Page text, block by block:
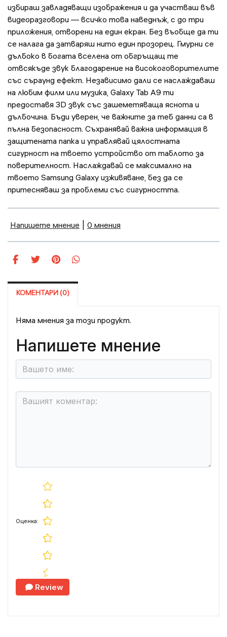
избираш завладяващи изображения и да участваш във
видеоразговори — всичко това наведнъж, с до три
приложения, отворени на един екран. Без въобще да ти
се налага да затваряш нито един прозорец. Гмурни се
дълбоко в богата вселена от обгръщащ те
отвсякъде звук благодарение на високоговорителите
със съраунд ефект. Независимо дали се наслаждаваш
на любим филм или музика, Galaxy Tab A9 ти
предоставя 3D звук със зашеметяваща яснота и
дълбочина. Бъди уверен, че важните за теб данни са в
пълна безопасност. Съхранявай важна информация в
защитената папка и управлявай цялостната
сигурност на твоето устройство от таблото за
поверителност. Наслаждавай се максимално на
твоето Samsung Galaxy изживяване, без да се
притесняваш за проблеми със сигурността.
Напишете мнение 0 мнения
КОМЕНТАРИ (0)
Няма мнения за този продукт.
Напишете мнение
Оценка:
Review